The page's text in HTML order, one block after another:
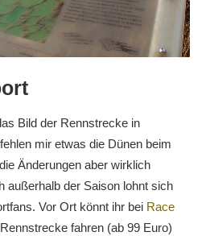
Bild der Rennstrecke in
mir etwas die Dünen beim
Änderungen aber wirklich
außerhalb der Saison lohnt sich
Vor Ort könnt ihr bei Race
fahren (ab 99 Euro)